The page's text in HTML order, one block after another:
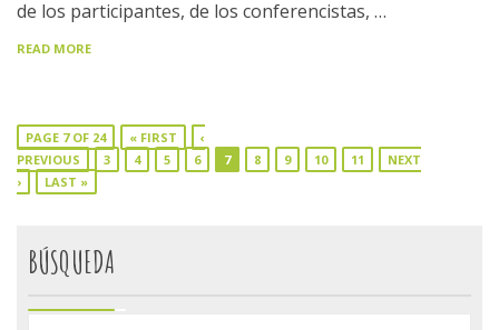
de los participantes, de los conferencistas, …
READ MORE
PAGE 7 OF 24 « FIRST
‹
PREVIOUS
3 4 5 6 7 8 9 10 11
NEXT
›
LAST »
BÚSQUEDA